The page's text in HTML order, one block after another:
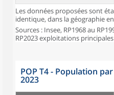
Les données proposées sont
identique, dans la géographie
Sources : Insee, RP1968 au
RP2023 exploitations
POP T4 - Population
2023